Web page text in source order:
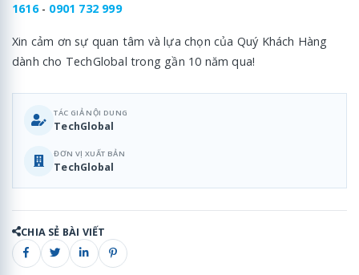
1616- 0901 732 999
Xin cảm ơn sự quan tâm và lựa chọn của Quý Khách Hàng
dành cho TechGlobal trong gần 10 năm qua!
TÁC GIẢ NỘI DUNG
TechGlobal
ĐƠN VỊ XUẤT BẢN
TechGlobal
CHIA SẺ BÀI VIẾT